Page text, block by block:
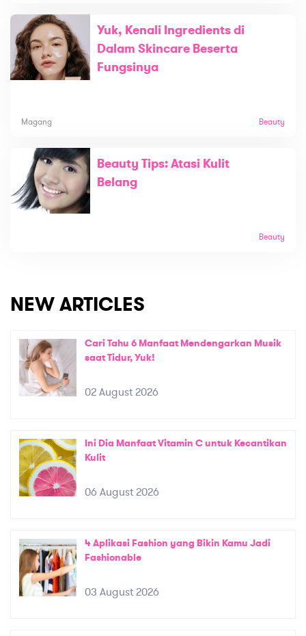
Yuk, Kenali Ingredients di
Dalam Skincare Beserta
Fungsinya
Magang Beauty
Beauty Tips: Atasi Kulit
Belang
Beauty
NEW ARTICLES
Cari Tahu 6 Manfaat Mendengarkan Musik
saat Tidur, Yuk!
02 August 2026
Ini Dia Manfaat Vitamin C untuk Kecantikan
Kulit
06 August 2026
4 Aplikasi Fashion yang Bikin Kamu Jadi
Fashionable
03 August 2026